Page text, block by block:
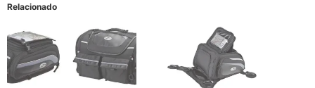
Relacionado